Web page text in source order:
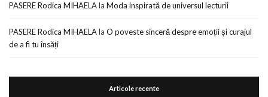
PASERE Rodica MIHAELAla Moda inspirată de universul lecturii
PASERE Rodica MIHAELAla O poveste sinceră despre emoții și curajul
de a fi tu însăți
Articole recente